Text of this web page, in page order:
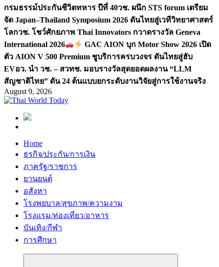
กรมธรรม์ประกันชีวิตทหาร ปีที่ 40วช. ผนึก STS forum เตรียม
จัด Japan–Thailand Symposium 2026 ดันไทยสู่เวทีวิทยาศาสตร์
โลกวช. โชว์ศักยภาพ Thai Innovators กวาดรางวัล Geneva
International 2026
GAC AION บุก Motor Show 2026 เปิด
ตัว AION V 500 Premium ชูบริการครบวงจร ดันไทยสู่ฮับ
EVอว. นำ วช. – สวทช. มอบรางวัลสุดยอดผลงาน “LLM
สัญชาติไทย” ดัน 24 ต้นแบบยกระดับงานวิจัยสู่การใช้งานจริง
August 9, 2026
Home
ธุรกิจ/ประกัน/การเงิน
ภาครัฐ/ราชการ
ยานยนต์
อสังหา
โรงพยบาล/สุขภาพ/ความงาม
โรงแรม/ท่องเที่ยว/อาหาร
บันเทิง/กีฬา
การศึกษา